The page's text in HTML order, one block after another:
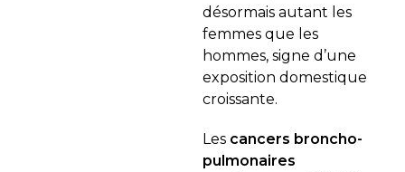
désormais autant les
femmes que les
hommes, signe d’une
exposition domestique
croissante.
Les cancers broncho-
pulmonaires